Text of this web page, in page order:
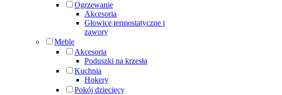
Ogrzewanie
Akcesoria
Głowice termostatyczne i
zawory
Meble
Akcesoria
Poduszki na krzesła
Kuchnia
Hokery
Pokój dziecięcy